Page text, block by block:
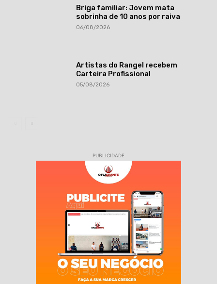
Briga familiar: Jovem mata
sobrinha de 10 anos por raiva
06/08/2026
Artistas do Rangel recebem
Carteira Profissional
05/08/2026
PUBLICIDADE